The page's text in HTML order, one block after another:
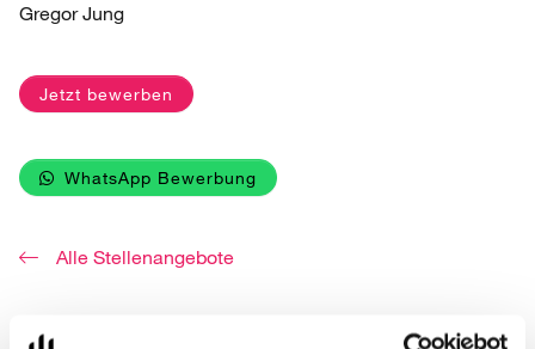
Gregor Jung
Jetzt bewerben
WhatsApp Bewerbung
Alle Stellenangebote